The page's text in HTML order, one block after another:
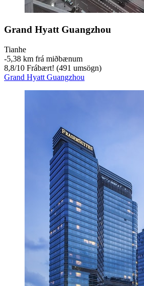
Grand Hyatt Guangzhou
Tianhe
‐5,38 km frá miðbænum
8,8/10 Frábært! (491 umsögn)
Grand Hyatt Guangzhou